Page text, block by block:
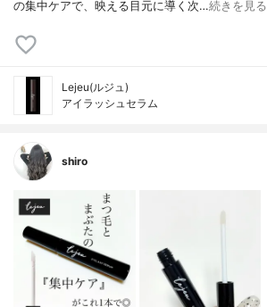
の集中ケアで、映える目元に導く次…続きを見る
Lejeu(ルジュ)
アイラッシュセラム
shiro